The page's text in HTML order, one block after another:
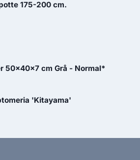
175-200 cm.
50x40x7 cm Grå - Normal*
'Kitayama'